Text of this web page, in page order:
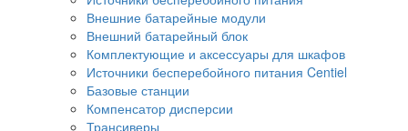
Внешние батарейные модули
Внешний батарейный блок
Комплектующие и аксессуары для шкафов
Источники бесперебойного питания Centiel
Базовые станции
Компенсатор дисперсии
Трансиверы